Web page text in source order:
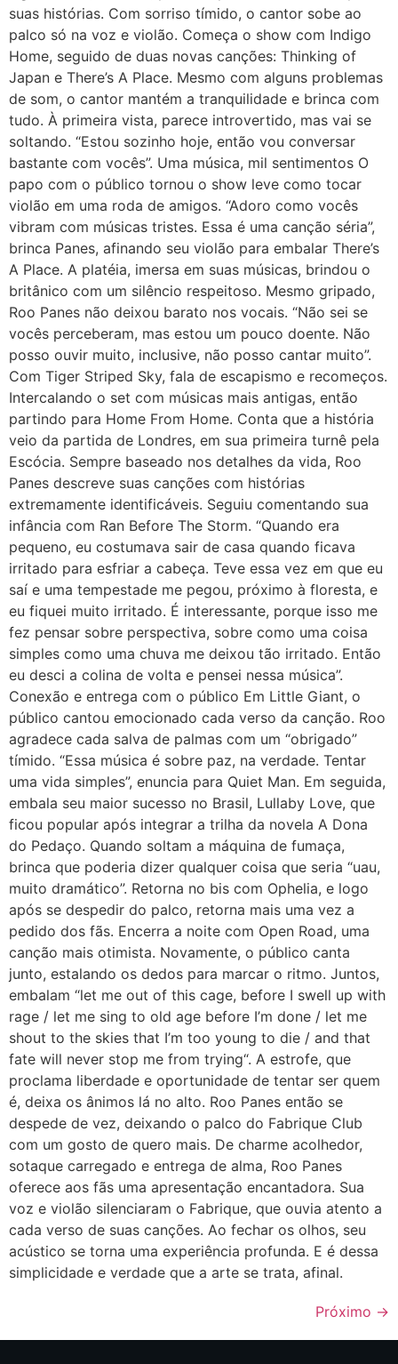
suas histórias. Com sorriso tímido, o cantor sobe ao
palco só na voz e violão. Começa o show com Indigo
Home, seguido de duas novas canções: Thinking of
Japan e There’s A Place. Mesmo com alguns problemas
de som, o cantor mantém a tranquilidade e brinca com
tudo. À primeira vista, parece introvertido, mas vai se
soltando. “Estou sozinho hoje, então vou conversar
bastante com vocês”. Uma música, mil sentimentos O
papo com o público tornou o show leve como tocar
violão em uma roda de amigos. “Adoro como vocês
vibram com músicas tristes. Essa é uma canção séria”,
brinca Panes, afinando seu violão para embalar There’s
A Place. A platéia, imersa em suas músicas, brindou o
britânico com um silêncio respeitoso. Mesmo gripado,
Roo Panes não deixou barato nos vocais. “Não sei se
vocês perceberam, mas estou um pouco doente. Não
posso ouvir muito, inclusive, não posso cantar muito”.
Com Tiger Striped Sky, fala de escapismo e recomeços.
Intercalando o set com músicas mais antigas, então
partindo para Home From Home. Conta que a história
veio da partida de Londres, em sua primeira turnê pela
Escócia. Sempre baseado nos detalhes da vida, Roo
Panes descreve suas canções com histórias
extremamente identificáveis. Seguiu comentando sua
infância com Ran Before The Storm. “Quando era
pequeno, eu costumava sair de casa quando ficava
irritado para esfriar a cabeça. Teve essa vez em que eu
saí e uma tempestade me pegou, próximo à floresta, e
eu fiquei muito irritado. É interessante, porque isso me
fez pensar sobre perspectiva, sobre como uma coisa
simples como uma chuva me deixou tão irritado. Então
eu desci a colina de volta e pensei nessa música”.
Conexão e entrega com o público Em Little Giant, o
público cantou emocionado cada verso da canção. Roo
agradece cada salva de palmas com um “obrigado”
tímido. “Essa música é sobre paz, na verdade. Tentar
uma vida simples”, enuncia para Quiet Man. Em seguida,
embala seu maior sucesso no Brasil, Lullaby Love, que
ficou popular após integrar a trilha da novela A Dona
do Pedaço. Quando soltam a máquina de fumaça,
brinca que poderia dizer qualquer coisa que seria “uau,
muito dramático”. Retorna no bis com Ophelia, e logo
após se despedir do palco, retorna mais uma vez a
pedido dos fãs. Encerra a noite com Open Road, uma
canção mais otimista. Novamente, o público canta
junto, estalando os dedos para marcar o ritmo. Juntos,
embalam “let me out of this cage, before I swell up with
rage / let me sing to old age before I’m done / let me
shout to the skies that I’m too young to die / and that
fate will never stop me from trying“. A estrofe, que
proclama liberdade e oportunidade de tentar ser quem
é, deixa os ânimos lá no alto. Roo Panes então se
despede de vez, deixando o palco do Fabrique Club
com um gosto de quero mais. De charme acolhedor,
sotaque carregado e entrega de alma, Roo Panes
oferece aos fãs uma apresentação encantadora. Sua
voz e violão silenciaram o Fabrique, que ouvia atento a
cada verso de suas canções. Ao fechar os olhos, seu
acústico se torna uma experiência profunda. E é dessa
simplicidade e verdade que a arte se trata, afinal.
Próximo →